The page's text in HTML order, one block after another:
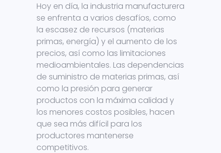
Hoy en día, la industria manufacturera
se enfrenta a varios desafíos, como
la escasez de recursos (materias
primas, energía) y el aumento de los
precios, así como las limitaciones
medioambientales. Las dependencias
de suministro de materias primas, así
como la presión para generar
productos con la máxima calidad y
los menores costos posibles, hacen
que sea más difícil para los
productores mantenerse
competitivos.